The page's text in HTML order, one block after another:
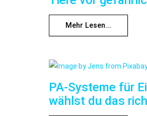
Mehr Lesen...
PA-Systeme für
wählst du das